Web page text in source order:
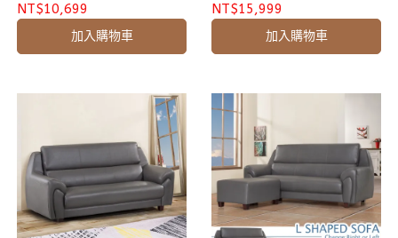
NT$10,699
加入購物車
NT$15,999
加入購物車